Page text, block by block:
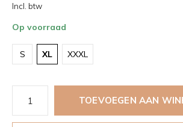
Incl. btw
Op voorraad
S XL XXXL
TOEVOEGEN AAN